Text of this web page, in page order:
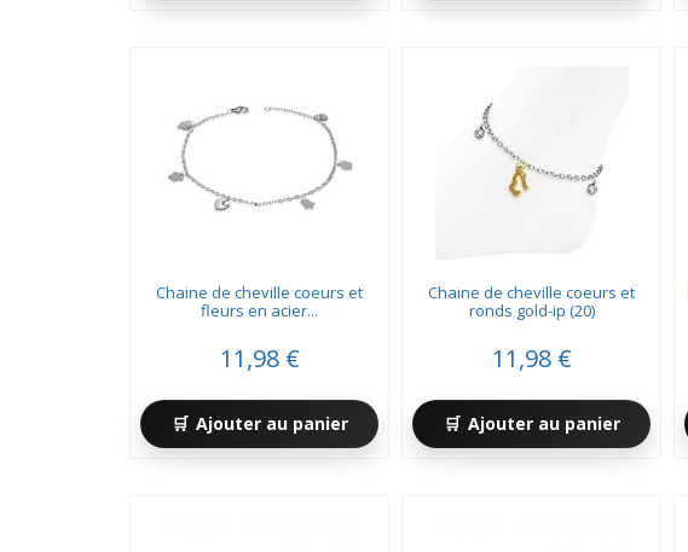
Chaine de cheville coeurs et
fleurs en acier...
11,98 €
Ajouter au panier
Chaine de cheville coeurs et
ronds gold-ip (20)
11,98 €
Ajouter au panier